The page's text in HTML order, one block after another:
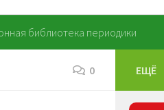
библиотека периодики
0 ЕЩЁ